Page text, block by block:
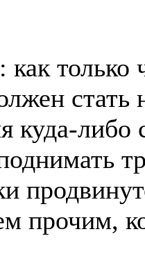
только
куда-
прочим,